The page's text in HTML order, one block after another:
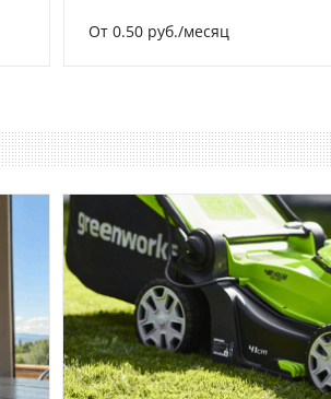
От 0.50 руб./месяц